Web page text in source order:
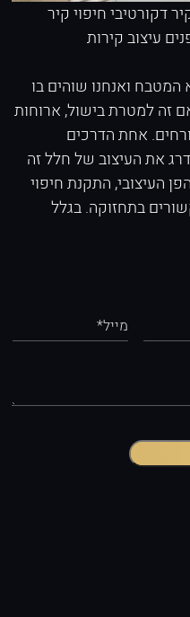
דקורטיביחיפוי קיר
עיצוב קירות
ואנחנו שוהים בו
זה למטרת בישול, ארוחות
אחת הדרכים
את העיצוב של חלל זה
העיצובי, התקנת חיפוי
בתחזוקה. בגלל
מייל*